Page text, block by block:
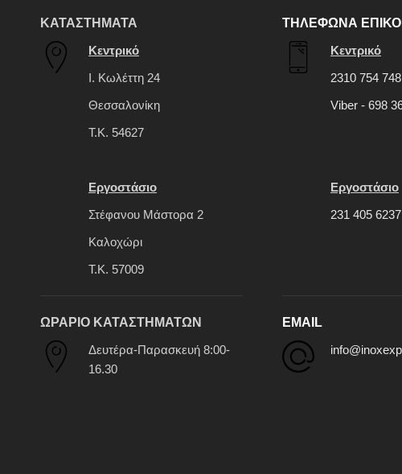
ΚΑΤΑΣΤΗΜΑΤΑ
Κεντρικό
Ι. Κωλέττη 24
Θεσσαλονίκη
Τ.Κ. 54627
Εργοστάσιο
Στέφανου Μάστορα 2
Καλοχώρι
Τ.Κ. 57009
ΩΡΑΡΙΟ ΚΑΤΑΣΤΗΜΑΤΩΝ
Δευτέρα-Παρασκευή 8:00-
16.30
ΤΗΛΕΦΩΝΑ
Κεντρικό
2310 754 748
Viber - 698
Εργοστάσιο
231 405 6237
EMAIL